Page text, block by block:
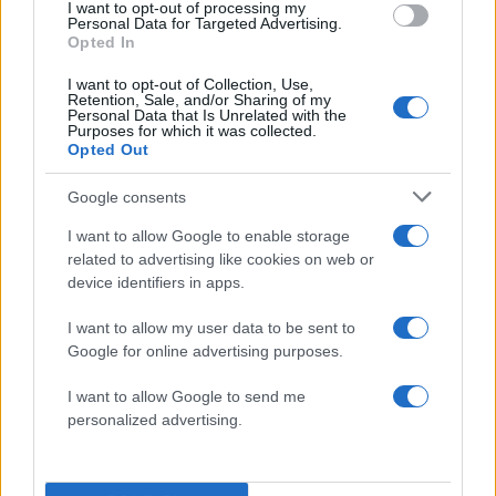
I want to opt-out of processing my
Personal Data for Targeted Advertising.
Opted In
I want to opt-out of Collection, Use,
Retention, Sale, and/or Sharing of my
Personal Data that Is Unrelated with the
Purposes for which it was collected.
Opted Out
Google consents
I want to allow Google to enable storage
related to advertising like cookies on web or
device identifiers in apps.
I want to allow my user data to be sent to
Google for online advertising purposes.
I want to allow Google to send me
personalized advertising.
για 20 δευτερόλεπτα και στη συνέχεια μείωση
του μεγέθους της φλόγας που κρύβει τη φωτιά
εκτιμηθεί με ακρίβεια η διάρκεια αυτής της
πυρκαγιάς.
Είναι πολύ πιθανό ότι αυτή η πυρκαγιά σε κάποιο
σημείο θερμαίνει το λάδι σιλικόνης μέσα στον
μετασχηματιστή της πρώτης εμπορευματικής
ατμομηχανής 120-022 και μικρότερες ποσότητες
λαδιού σιλικόνης έχουν ήδη χυθεί στην περιοχή
και μια επιπλέον ποσότητα αποστραγγίζεται από
δημιουργεί μια μικρότερη δευτερογενή φωτιά
του ελαίου σιλικόνης που μπορεί να